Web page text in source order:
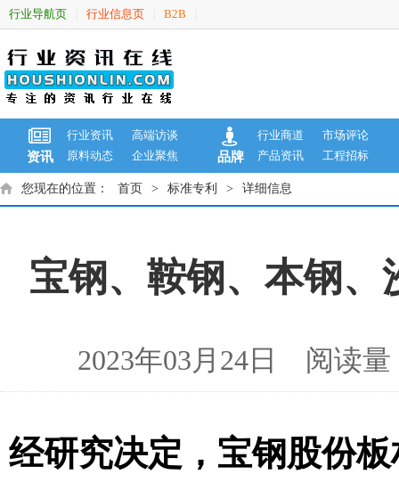
行业导航页 行业信息页 B2B
资讯
行业资讯
高端访谈
原料动态
企业聚焦 品牌
行业商道
市场评论
产品资讯
工程招标
您现在的位置： 首页 > 标准专利 > 详细信息
宝钢、鞍钢、本钢
2023年03月24日 阅读
经研究决定，宝钢股份